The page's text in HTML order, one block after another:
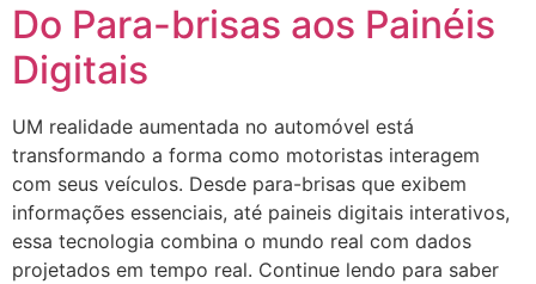
Do Para-brisas aos Painéis
Digitais
UM realidade aumentada no automóvel está
transformando a forma como motoristas interagem
com seus veículos. Desde para-brisas que exibem
informações essenciais, até paineis digitais interativos,
essa tecnologia combina o mundo real com dados
projetados em tempo real. Continue lendo para saber